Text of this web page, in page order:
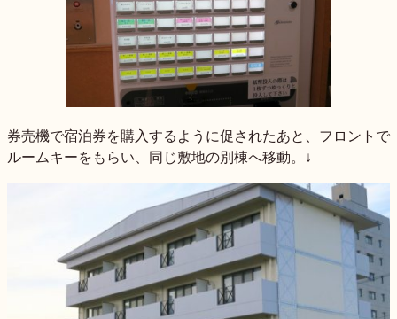
券売機で宿泊券を購入するように促されたあと、フロントで
ルームキーをもらい、同じ敷地の別棟へ移動。↓